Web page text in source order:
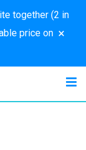
together (2 in
price on ×